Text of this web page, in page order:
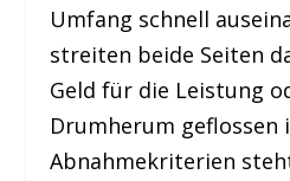
Umfang schnell
streiten beide Seiten
Geld für die Leistung
Drumherum geflossen
Abnahmekriterien